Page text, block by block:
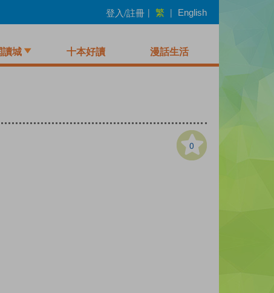
登入/註冊 | 繁 | English
讀城 十本好讀 漫話生活
0